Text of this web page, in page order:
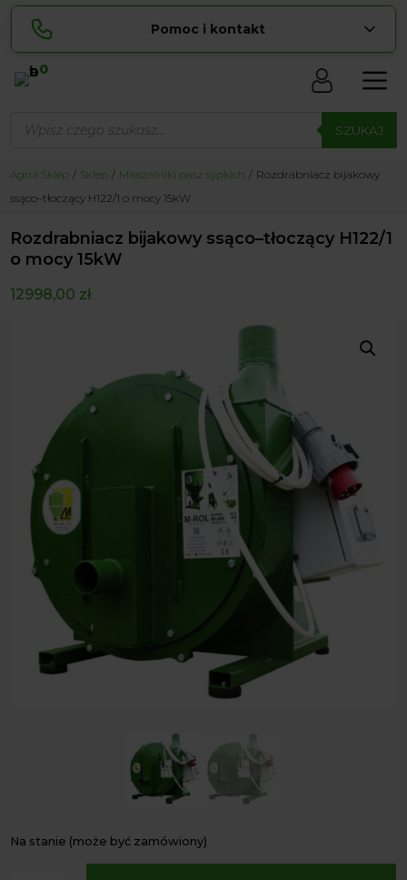
Pomoc i kontakt
Sylwia
pokaż numer
729 856 ... pokaż numer
biuro@ ... pokaż e-mail
0
produktów SZUKAJ
Agrol Sklep Sklep Mieszalniki pasz sypkich
Rozdrabniacz bijakowy
ssąco–tłoczący H122/1 o mocy 15kW
Rozdrabniacz bijakowy ssąco–tłoczący H122/1
o mocy 15kW
12998,00 zł
Na stanie (może być zamówiony)